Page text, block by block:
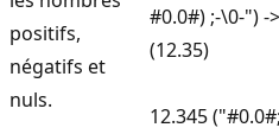
positifs,
négatifs et
nuls.
#0.0#) ;-\0-") ->
(12.35)
12.345